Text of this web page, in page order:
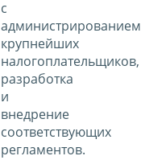
с
администрированием
крупнейших
налогоплательщиков,
разработка
и
внедрение
соответствующих
регламентов.